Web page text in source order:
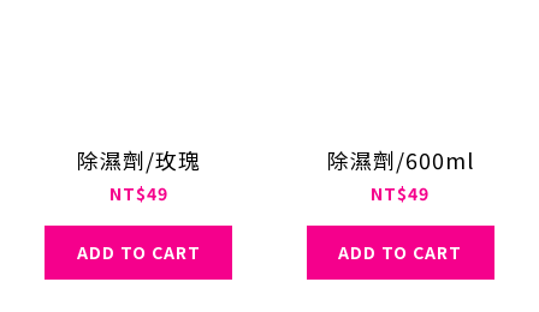
除濕劑/玫瑰
NT$49
ADD TO CART
除濕劑/600ml
NT$49
ADD TO CART